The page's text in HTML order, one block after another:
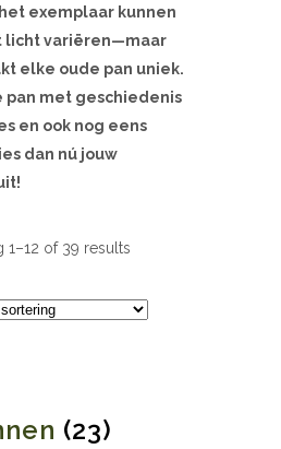
exemplaar kunnen
licht variëren—maar
elke oude pan uniek.
pan met geschiedenis
en ook nog eens
dan nú jouw
1–12 of 39 results
(23)